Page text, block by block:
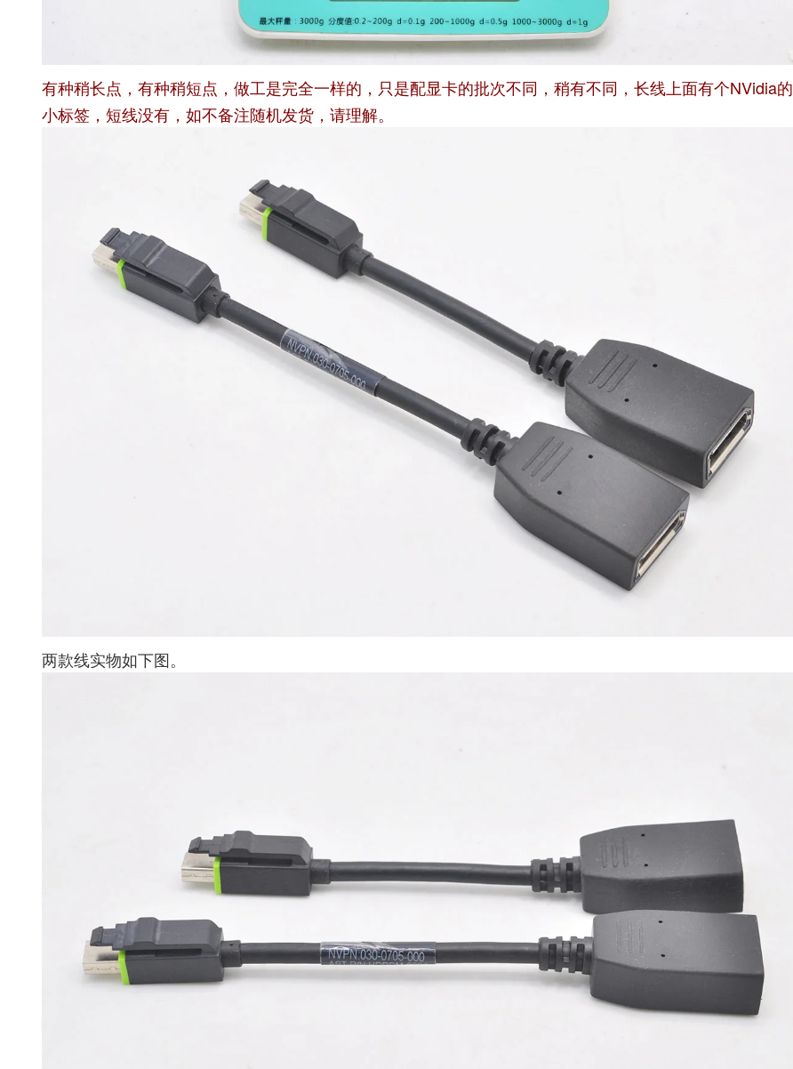
有种稍长点，有种稍短点，做工是完全一样的，只是配显卡的批次不同，稍有不同，长线上面有个NVidia的
小标签，短线没有，如不备注随机发货，请理解。
两款线实物如下图。